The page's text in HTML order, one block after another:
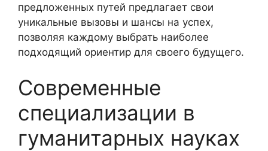
предложенных путей предлагает свои
уникальные вызовы и шансы на успех,
позволяя каждому выбрать наиболее
подходящий ориентир для своего будущего.
Современные
специализации в
гуманитарных науках